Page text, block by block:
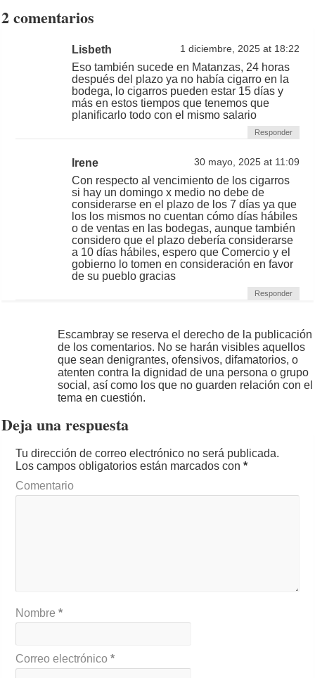
2 comentarios
Lisbeth 1 diciembre, 2025 at 18:22
Eso también sucede en Matanzas, 24 horas
después del plazo ya no había cigarro en la
bodega, lo cigarros pueden estar 15 días y
más en estos tiempos que tenemos que
planificarlo todo con el mismo salario
Responder
Irene 30 mayo, 2025 at 11:09
Con respecto al vencimiento de los cigarros
si hay un domingo x medio no debe de
considerarse en el plazo de los 7 días ya que
los los mismos no cuentan cómo días hábiles
o de ventas en las bodegas, aunque también
considero que el plazo debería considerarse
a 10 días hábiles, espero que Comercio y el
gobierno lo tomen en consideración en favor
de su pueblo gracias
Responder
Escambray se reserva el derecho de la publicación
de los comentarios. No se harán visibles aquellos
que sean denigrantes, ofensivos, difamatorios, o
atenten contra la dignidad de una persona o grupo
social, así como los que no guarden relación con el
tema en cuestión.
Deja una respuesta
Tu dirección de correo electrónico no será publicada.
Los campos obligatorios están marcados con*
Comentario
Nombre*
Correo electrónico*